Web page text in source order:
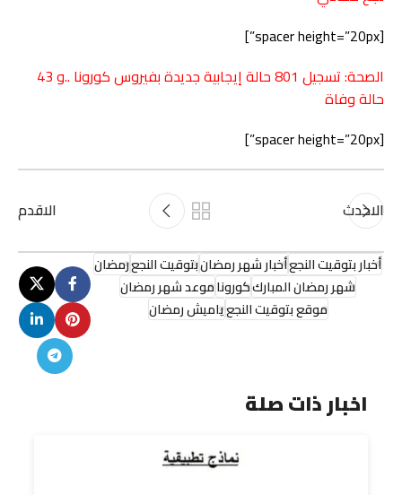
[spacer height=”20px”]
الصحة: تسجيل 801 حالة إيجابية جديدة بفيروس كورونا ..و 43
حالة وفاة
[spacer height=”20px”]
الاحدث الاقدم
أخبار بتوقيت النجعأخبار شهر رمضانبتوقيت النجعرمضان
شهر رمضان المبارككوروناموعد شهر رمضان
موقع بتوقيت النجعياميش رمضان
اخبار ذات صلة